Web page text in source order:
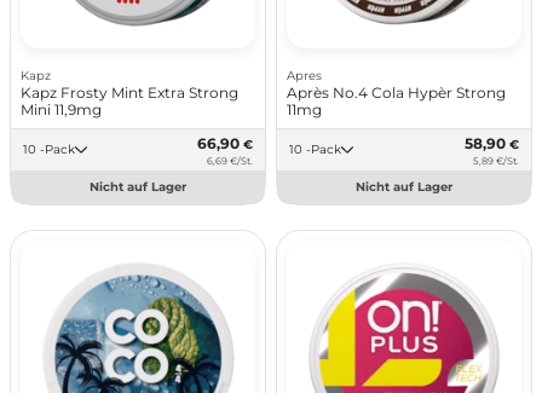
Kapz
Kapz Frosty Mint Extra Strong
Mini 11,9mg
10 -Pack 66,90 €
6,69 €/St.
Nicht auf Lager
Apres
Après No.4 Cola Hypèr Strong
11mg
10 -Pack 58,90 €
5,89 €/St.
Nicht auf Lager